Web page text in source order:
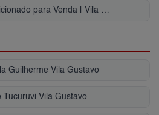
Guilherme Vila Gustavo
Vila Gustavo